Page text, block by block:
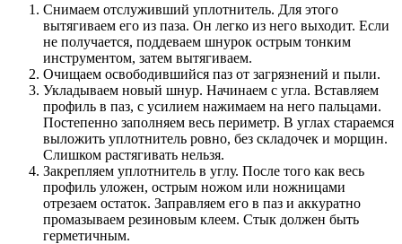
Снимаем отслуживший уплотнитель. Для этого
вытягиваем его из паза. Он легко из него выходит. Если
не получается, поддеваем шнурок острым тонким
инструментом, затем вытягиваем.
Очищаем освободившийся паз от загрязнений и пыли.
Укладываем новый шнур. Начинаем с угла. Вставляем
профиль в паз, с усилием нажимаем на него пальцами.
Постепенно заполняем весь периметр. В углах стараемся
выложить уплотнитель ровно, без складочек и морщин.
Слишком растягивать нельзя.
Закрепляем уплотнитель в углу. После того как весь
профиль уложен, острым ножом или ножницами
отрезаем остаток. Заправляем его в паз и аккуратно
промазываем резиновым клеем. Стык должен быть
герметичным.